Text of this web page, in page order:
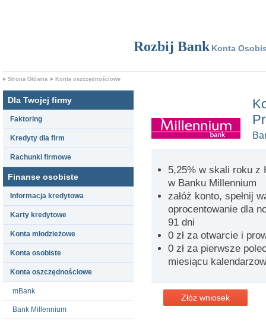
Rozbij Bank Konta
Strona Główna Konta oszczędnościowe
Dla Twojej firmy
Faktoring
Kredyty dla firm
Rachunki firmowe
Finanse osobiste
Informacja kredytowa
Karty kredytowe
Konta młodzieżowe
Konta osobiste
Konta oszczędnościowe
mBank
Bank Millennium
5,25% w skali roku z
w Banku Millennium
załóż konto, spełnij
oprocentowanie dla
91 dni
0 zł za otwarcie i
0 zł za pierwsze
miesiącu
Złóż wniosek